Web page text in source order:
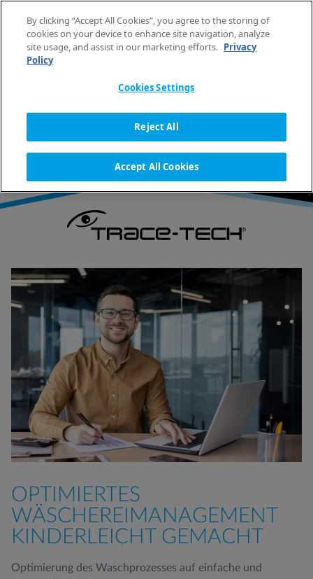
DE MENÜ
STARTSEITE
TRACE-TECH
OPTIMIERTES
WÄSCHEREIMANAGEMENT
KINDERLEICHT GEMACHT
Optimierung des Waschprozesses auf einfache und
By clicking “Accept All Cookies”, you agree to the storing of
cookies on your device to enhance site navigation, analyze
site usage, and assist in our marketing efforts. Privacy
Policy
Cookies Settings
Reject All
Accept All Cookies